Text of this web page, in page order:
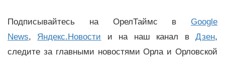
Подписывайтесь на ОрелТаймс в Google
News, Яндекс.Новости и на наш канал вДзен,
следите за главными новостями Орла и Орловской